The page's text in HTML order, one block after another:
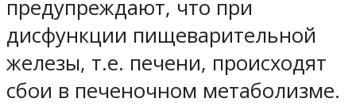
предупреждают, что при
дисфункции пищеварительной
железы, т.е. печени, происходят
сбои в печеночном метаболизме.